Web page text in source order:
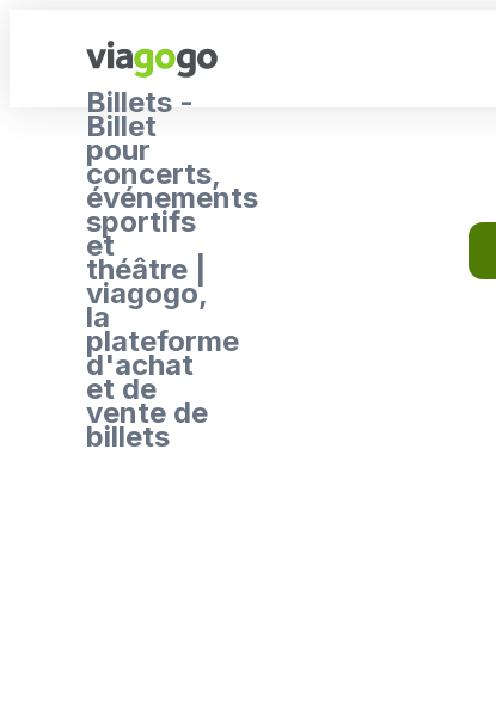
Billets -
Billet
pour
concerts,
événements
sportifs
et
théâtre |
viagogo,
la
plateforme
d'achat
et de
vente de
billets